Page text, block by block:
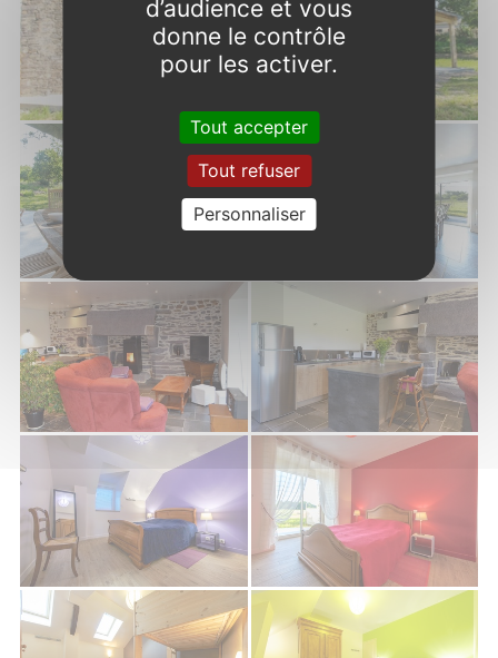
d’audience et vous
donne le contrôle
pour les activer.
Tout accepter
Tout refuser
Personnaliser